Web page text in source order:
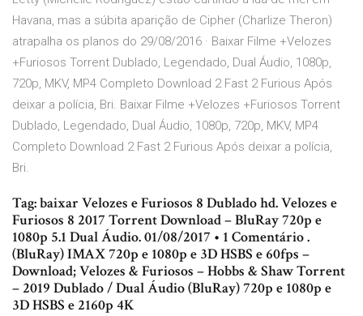
Havana, mas a súbita aparição de Cipher (Charlize Theron)
atrapalha os planos do 29/08/2016 · Baixar Filme +Velozes
+Furiosos Torrent Dublado, Legendado, Dual Áudio, 1080p,
720p, MKV, MP4 Completo Download 2 Fast 2 Furious Após
deixar a polícia, Bri. Baixar Filme +Velozes +Furiosos Torrent
Dublado, Legendado, Dual Áudio, 1080p, 720p, MKV, MP4
Completo Download 2 Fast 2 Furious Após deixar a polícia,
Bri.
Tag: baixar Velozes e Furiosos 8 Dublado hd. Velozes e
Furiosos 8 2017 Torrent Download – BluRay 720p e
1080p 5.1 Dual Áudio. 01/08/2017 • 1 Comentário .
(BluRay) IMAX 720p e 1080p e 3D HSBS e 60fps –
Download; Velozes & Furiosos – Hobbs & Shaw Torrent
– 2019 Dublado / Dual Áudio (BluRay) 720p e 1080p e
3D HSBS e 2160p 4K